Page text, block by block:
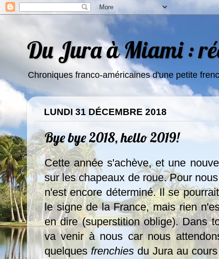
Du Jura à Miami :
Chroniques franco-américaines d'une petite
LUNDI 31 DÉCEMBRE 2018
Bye bye 2018, hello 2019!
Cette année s'achève, et une
sur les chapeaux de roue. Pour
n'est encore déterminé. Il se
le signe de la France, mais rien
en dire (superstition oblige). Dans
va venir à nous car nous
quelquesfrenchiesdu Jura au